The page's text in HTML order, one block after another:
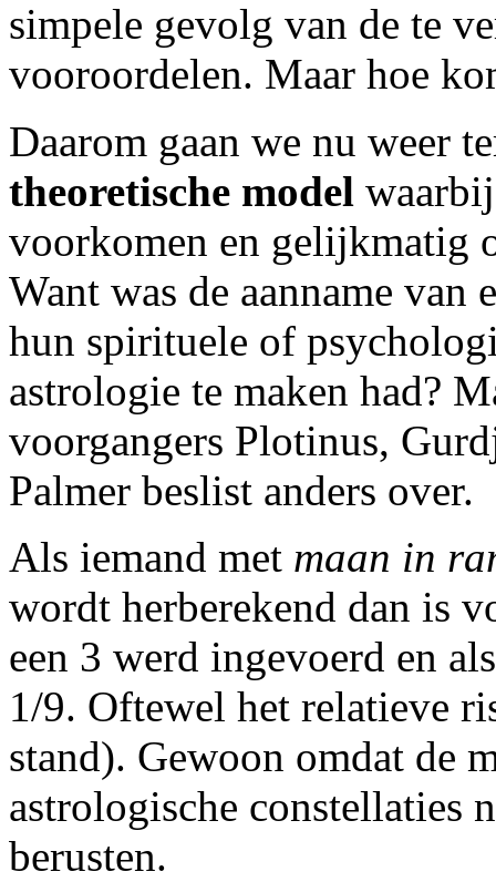
simpele gevolg van de te
vooroordelen. Maar hoe
Daarom gaan we nu weer
theoretische model
voorkomen en gelijkmatig
Want was de aanname van
hun spirituele of
astrologie te maken had?
voorgangers Plotinus,
Palmer beslist anders over.
Als iemand met maan in
wordt herberekend dan is
een 3 werd ingevoerd en
1/9. Oftewel het relatieve
stand). Gewoon omdat de
astrologische constellaties
berusten.